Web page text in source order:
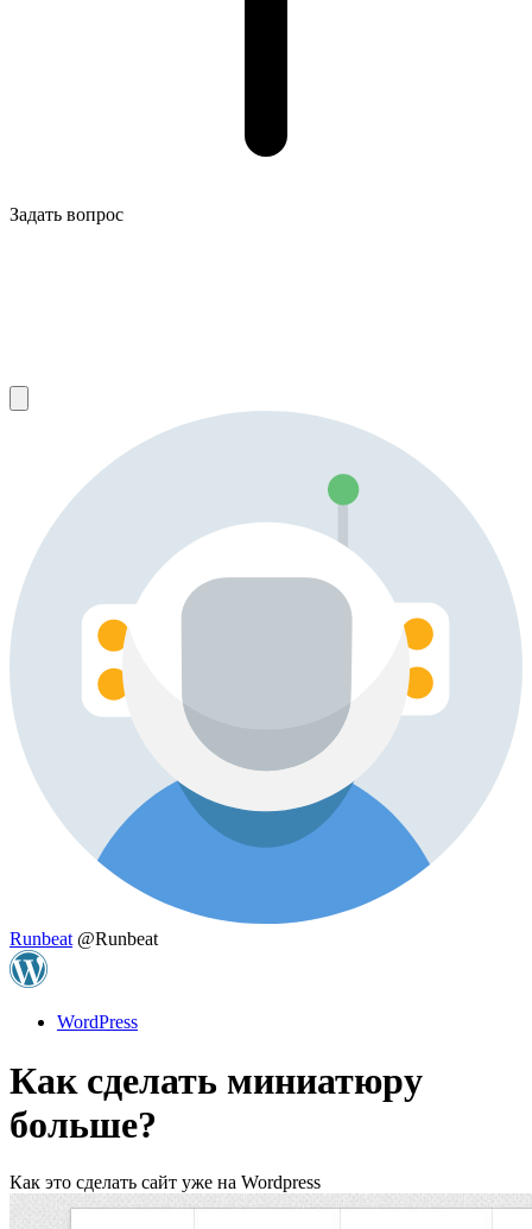
Задать вопрос
Runbeat @Runbeat
WordPress
Как сделать миниатюру
больше?
Как это сделать сайт уже на Wordpress